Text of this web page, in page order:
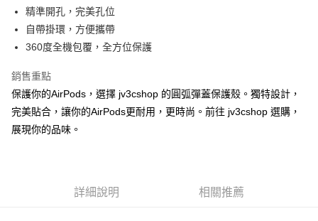
街口支付
AFTEE先享後付
【關於「AFTEE先享後付」】
AFTEE先享後付是「在收到商品之後才付款」的支付方式。 讓您購物簡單
便利好安心！
１．簡單：不需註冊會員、不需綁卡、不需儲值。
２．便利：只要手機號碼，簡訊認證，即可結帳。
結帳頁面，進行簡訊認證並確認金額後，即可完成結帳。
ATM付款
付款後全家取貨
精準開孔，完美孔位
自帶掛環，方便攜帶
360度全機包覆，全方位保護
銷售重點
保護你的AirPods，選擇 jv3cshop 的圓弧彈蓋保護殼。獨特設計，
完美貼合，讓你的AirPods更耐用，更時尚。前往 jv3cshop 選購，
展現你的品味。
詳細說明 相關推薦